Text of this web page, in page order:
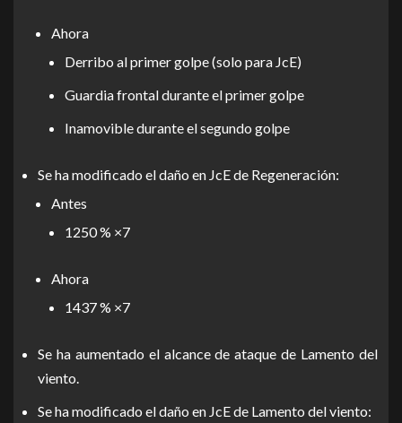
Ahora
Derribo al primer golpe (solo para JcE)
Guardia frontal durante el primer golpe
Inamovible durante el segundo golpe
Se ha modificado el daño en JcE de Regeneración:
Antes
1250 % ×7
Ahora
1437 % ×7
Se ha aumentado el alcance de ataque de Lamento del
viento.
Se ha modificado el daño en JcE de Lamento del viento: